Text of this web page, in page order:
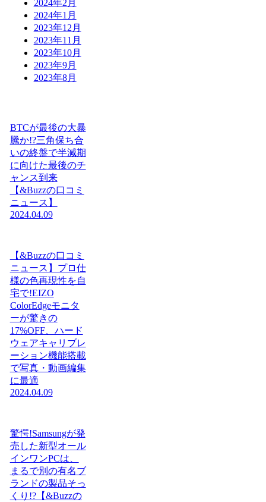
2024年2月
2024年1月
2023年12月
2023年11月
2023年10月
2023年9月
2023年8月
BTCが最後の大暴
騰か!?三角保ち合
いの終盤で半減期
に向けた最後のチ
ャンス到来
【&Buzzの口コミ
ニュース】
2024.04.09
【&Buzzの口コミ
ニュース】プロ仕
様の色再現性を自
宅で!EIZO
ColorEdgeモニタ
ーが驚きの
17%OFF、ハード
ウェアキャリブレ
ーション機能搭載
で写真・動画編集
に最適
2024.04.09
驚愕!Samsungが発
売した新型オール
インワンPCは、
まるで別の有名ブ
ランドの製品そっ
くり!?【&Buzzの